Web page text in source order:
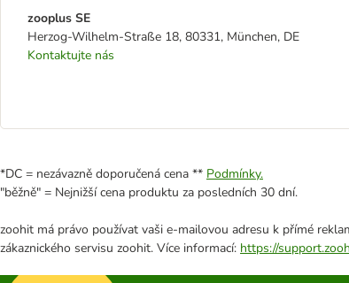
zooplus SE
Herzog-Wilhelm-Straße 18, 80331, München, DE
Kontaktujte nás
*DC = nezávazně doporučená cena ** Podmínky.
"běžně" = Nejnižší cena produktu za posledních 30 dní.
zoohit má právo používat vaši e-mailovou adresu k přímé
zákaznického servisu zoohit. Více informací: https://